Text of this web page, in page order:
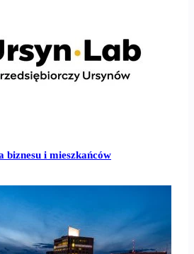
biznesu i mieszkańców